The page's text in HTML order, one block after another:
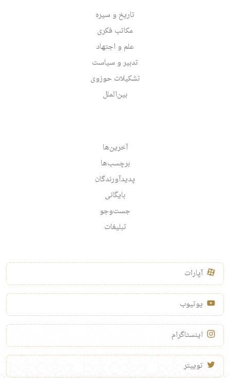
تاریخ و سیره
مکاتب فکری
علم و اجتهاد
تدبیر و سیاست
تشکیلات حوزوی
بین‌الملل
آخرین‌ها
برچسب‌ها
پدیدآورندگان
بایگانی
جست‌وجو
تبلیغات
آپارات
یوتیوب
اینستاگرام
توییتر